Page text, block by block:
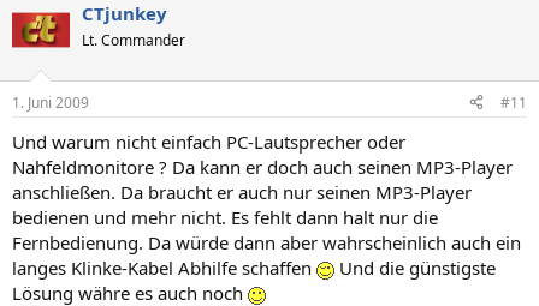
CTjunkey
Lt. Commander
1. Juni 2009 #11
Und warum nicht einfach PC-Lautsprecher oder
Nahfeldmonitore ? Da kann er doch auch seinen MP3-Player
anschließen. Da braucht er auch nur seinen MP3-Player
bedienen und mehr nicht. Es fehlt dann halt nur die
Fernbedienung. Da würde dann aber wahrscheinlich auch ein
langes Klinke-Kabel Abhilfe schaffen
Und die günstigste
Lösung währe es auch noch